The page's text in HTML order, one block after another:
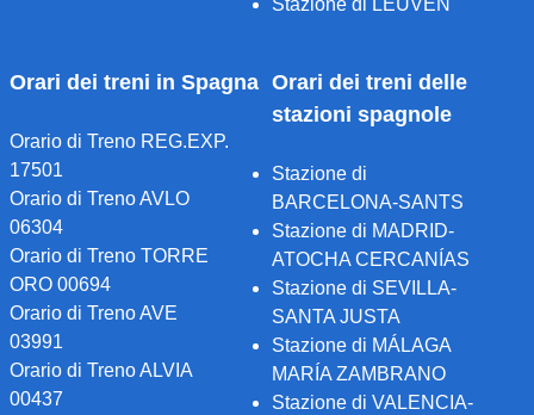
Stazione di LEUVEN
Orari dei treni in Spagna
Orario di Treno REG.EXP.
17501
Orario di Treno AVLO
06304
Orario di Treno TORRE
ORO 00694
Orario di Treno AVE
03991
Orario di Treno ALVIA
00437
Orari dei treni delle
stazioni spagnole
Stazione di
BARCELONA-SANTS
Stazione di MADRID-
ATOCHA CERCANÍAS
Stazione di SEVILLA-
SANTA JUSTA
Stazione di MÁLAGA
MARÍA ZAMBRANO
Stazione di VALENCIA-